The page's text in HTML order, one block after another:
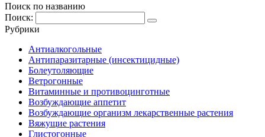
Поиск по названию
Поиск:
Рубрики
Антиалкогольные
Антипаразитарные (инсектицидные)
Болеутоляющие
Ветрогонные
Витаминные и противоцинготные
Возбуждающие аппетит
Возбуждающие организм лекарственные растения
Вяжущие растения
Глистогонные